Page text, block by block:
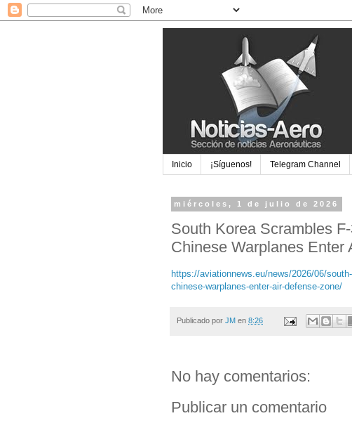
Inicio ¡Síguenos! Telegram Channel
miércoles, 1 de julio de 2026
South Korea Scrambles
Chinese Warplanes Enter
https://aviationnews.eu/news/2026/06/
chinese-warplanes-enter-air-defense-zone/
Publicado por JM en 8:26
No hay comentarios:
Publicar un comentario